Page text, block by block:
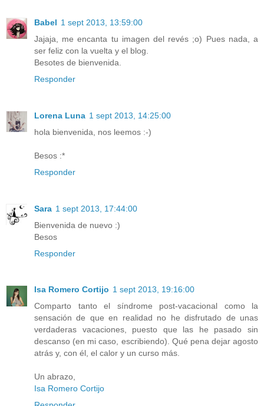
Babel 1 sept 2013, 13:59:00
Jajaja, me encanta tu imagen del revés ;o) Pues nada, a
ser feliz con la vuelta y el blog.
Besotes de bienvenida.
Responder
Lorena Luna 1 sept 2013, 14:25:00
hola bienvenida, nos leemos :-)
Besos :*
Responder
Sara 1 sept 2013, 17:44:00
Bienvenida de nuevo :)
Besos
Responder
Isa Romero Cortijo 1 sept 2013, 19:16:00
Comparto tanto el síndrome post-vacacional como la
sensación de que en realidad no he disfrutado de unas
verdaderas vacaciones, puesto que las he pasado sin
descanso (en mi caso, escribiendo). Qué pena dejar agosto
atrás y, con él, el calor y un curso más.
Un abrazo,
Isa Romero Cortijo